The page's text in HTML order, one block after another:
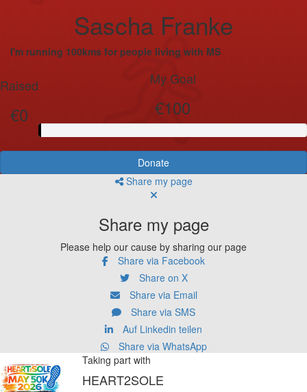
Sascha Franke
I'm running 100kms for people living with MS
Raised
€0
My Goal
€100
Donate
Share my page
Share my page
Please help our cause by sharing our page
Share via Facebook
Share on X
Share via Email
Share via SMS
Auf Linkedin teilen
Share via WhatsApp
Taking part with
HEART2SOLE